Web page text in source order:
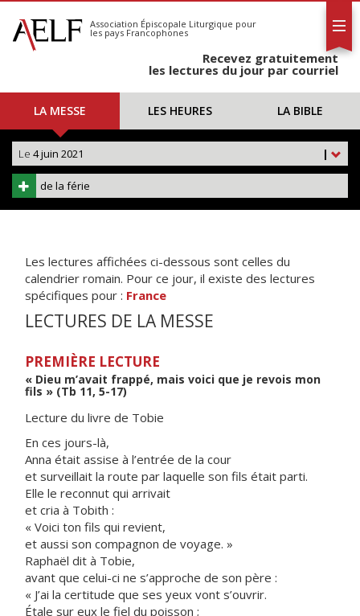
S'abonner
Calendrier
Association Épiscopale Liturgique pour
les pays Francophones
Recevez gratuitement
les lectures du jour par courriel
LA MESSE LES HEURES LA BIBLE
|
Le 4 juin 2021
de la férie
Les lectures affichées ci-dessous sont celles du
calendrier romain. Pour ce jour, il existe des lectures
spécifiques pour : France
LECTURES DE LA MESSE
PREMIÈRE LECTURE
« Dieu m’avait frappé, mais voici que je revois mon
fils » (Tb 11, 5-17)
Lecture du livre de Tobie
En ces jours-là,
Anna était assise à l’entrée de la cour
et surveillait la route par laquelle son fils était parti.
Elle le reconnut qui arrivait
et cria à Tobith :
« Voici ton fils qui revient,
et aussi son compagnon de voyage. »
Raphaël dit à Tobie,
avant que celui-ci ne s’approche de son père :
« J’ai la certitude que ses yeux vont s’ouvrir.
Étale sur eux le fiel du poisson ;